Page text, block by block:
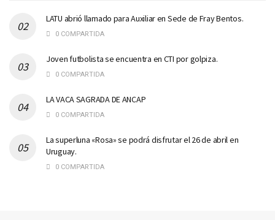
LATU abrió llamado para Auxiliar en Sede de Fray Bentos.
0 COMPARTIDA
Joven futbolista se encuentra en CTI por golpiza.
0 COMPARTIDA
LA VACA SAGRADA DE ANCAP
0 COMPARTIDA
La superluna «Rosa» se podrá disfrutar el 26 de abril en
Uruguay.
0 COMPARTIDA